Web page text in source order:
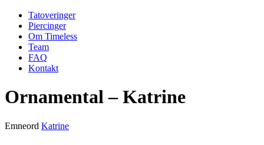
Tatoveringer
Piercinger
Om Timeless
Team
FAQ
Kontakt
Ornamental – Katrine
Emneord Katrine